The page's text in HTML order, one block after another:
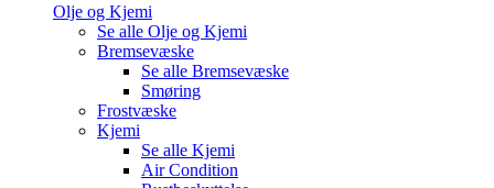
Olje og Kjemi
Se alle Olje og Kjemi
Bremsevæske
Se alle Bremsevæske
Smøring
Frostvæske
Kjemi
Se alle Kjemi
Air Condition